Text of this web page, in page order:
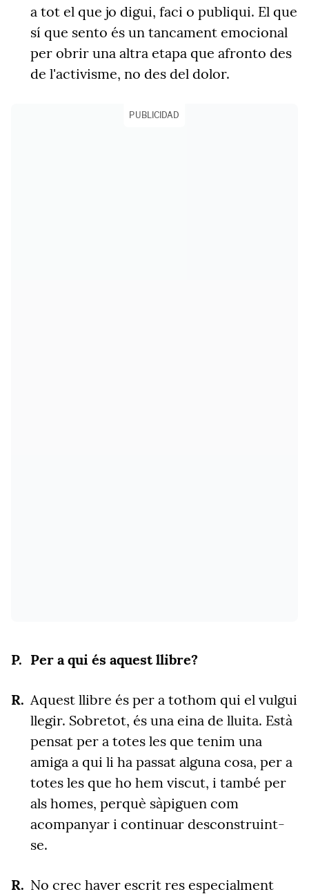
a tot el que jo digui, faci o publiqui. El que
sí que sento és un tancament emocional
per obrir una altra etapa que afronto des
de l'activisme, no des del dolor.
PUBLICIDAD
Per a qui és aquest llibre?
Aquest llibre és per a tothom qui el vulgui
llegir. Sobretot, és una eina de lluita. Està
pensat per a totes les que tenim una
amiga a qui li ha passat alguna cosa, per a
totes les que ho hem viscut, i també per
als homes, perquè sàpiguen com
acompanyar i continuar desconstruint-
se.
No crec haver escrit res especialment